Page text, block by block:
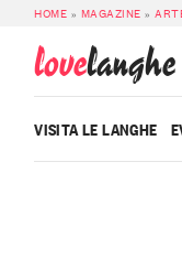
HOME » MAGAZINE »
lovelanghe
VISITA LE LANGHE